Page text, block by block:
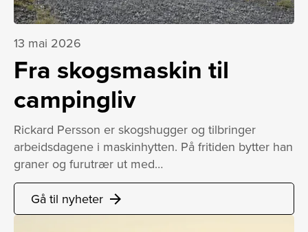
13 mai 2026
Fra skogsmaskin til
campingliv
Rickard Persson er skogshugger og tilbringer
arbeidsdagene i maskinhytten. På fritiden bytter han
graner og furutrær ut med…
Gå til nyheter arrow_forward